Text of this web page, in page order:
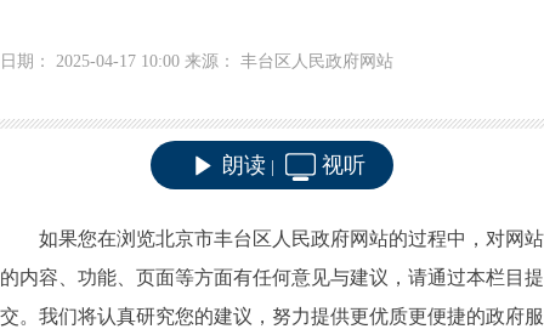
日期： 2025-04-17 10:00 来源： 丰台区人民政府网站
朗读 视听
如果您在浏览北京市丰台区人民政府网站的过程中，对网站
的内容、功能、页面等方面有任何意见与建议，请通过本栏目提
交。我们将认真研究您的建议，努力提供更优质更便捷的政府服